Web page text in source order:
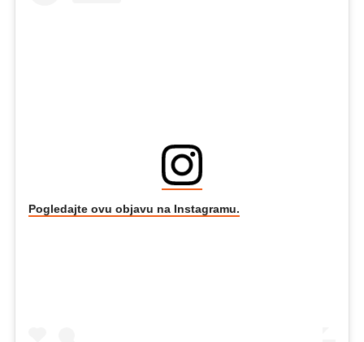
Pogledajte ovu objavu na Instagramu.